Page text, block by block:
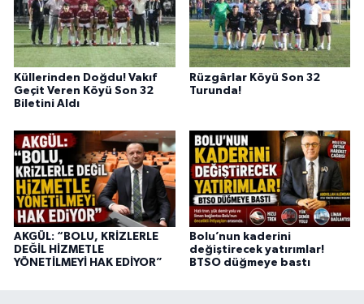
Küllerinden Doğdu! Vakıf
Geçit Veren Köyü Son 32
Biletini Aldı
Rüzgârlar Köyü Son 32
Turunda!
AKGÜL: “BOLU, KRİZLERLE
DEĞİL HİZMETLE
YÖNETİLMEYİ HAK EDİYOR”
Bolu’nun kaderini
değiştirecek yatırımlar!
BTSO düğmeye bastı